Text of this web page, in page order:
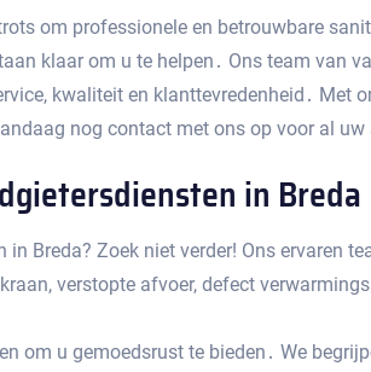
om professionele en betrouwbare
klaar om u te helpen․ Ons team van
kwaliteit en klanttevredenheid․
nog contact met ons op voor al
in Breda
Breda?​ Zoek niet verder! Ons ervaren
verstopte afvoer, defect
om u gemoedsrust te bieden․ We